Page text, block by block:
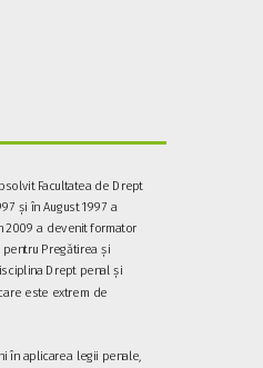
Facultatea de Drept
și în August 1997 a
2009 a devenit formator
Pregătirea și
Drept penal și
este extrem de
în aplicarea legii penale,